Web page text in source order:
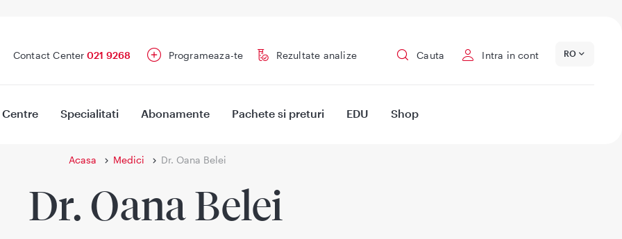
Contact Center 021 9268 Programeaza-te Rezultate analize Cauta Intra in cont RO
Centre Specialitati Abonamente Pachete si preturi EDU Shop
Acasa Medici Dr. Oana Belei
Dr. Oana Belei